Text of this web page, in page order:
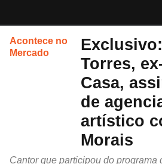
Acontece no
Mercado
Torres,
Casa,
de
artístico
Morais
Cantor que participou do programa